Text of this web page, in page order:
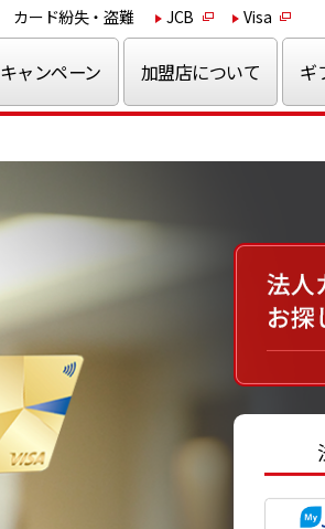
キャンペーン 加盟店について ギ
カード紛失・盗難 JCB Visa